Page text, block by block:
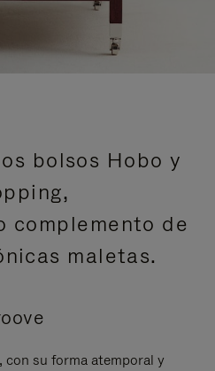
bolsos Hobo y
complemento de
maletas.
su forma atemporal y